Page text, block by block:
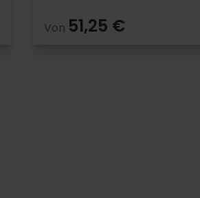
Von 51,25 €